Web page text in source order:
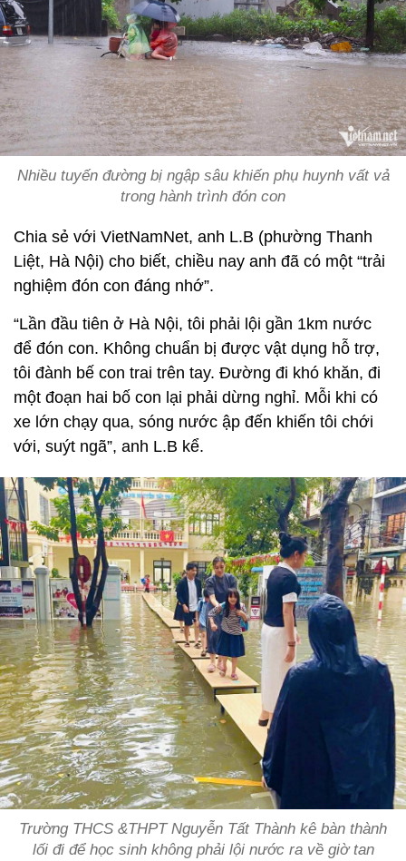
Nhiều tuyến đường bị ngập sâu khiến phụ huynh vất vả
trong hành trình đón con
Chia sẻ với VietNamNet, anh L.B (phường Thanh
Liệt, Hà Nội) cho biết, chiều nay anh đã có một “trải
nghiệm đón con đáng nhớ”.
“Lần đầu tiên ở Hà Nội, tôi phải lội gần 1km nước
để đón con. Không chuẩn bị được vật dụng hỗ trợ,
tôi đành bế con trai trên tay. Đường đi khó khăn, đi
một đoạn hai bố con lại phải dừng nghỉ. Mỗi khi có
xe lớn chạy qua, sóng nước ập đến khiến tôi chới
với, suýt ngã”, anh L.B kể.
Trường THCS &THPT Nguyễn Tất Thành kê bàn thành
lối đi để học sinh không phải lội nước ra về giờ tan